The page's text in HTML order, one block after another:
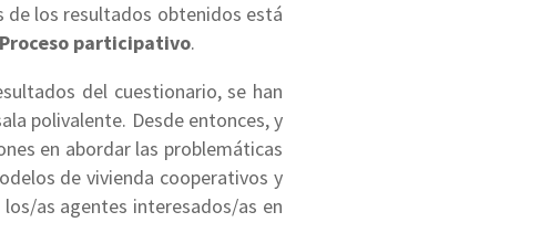
los resultados obtenidos está
Proceso participativo.
del cuestionario, se han
polivalente. Desde entonces, y
en abordar las problemáticas
de vivienda cooperativos y
as agentes interesados/as en